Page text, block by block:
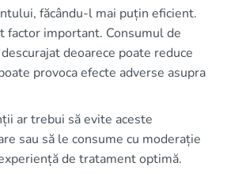
făcându-l mai puțin eficient.
factor important. Consumul de
deoarece poate reduce
provoca efecte adverse asupra
ar trebui să evite aceste
sau să le consume cu moderație
de tratament optimă.